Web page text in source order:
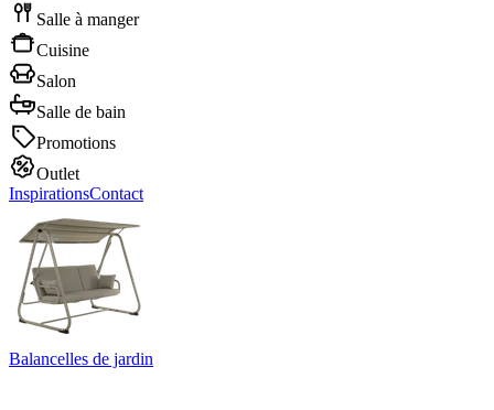
Salle à manger
Cuisine
Salon
Salle de bain
Promotions
Outlet
InspirationsContact
Balancelles de jardin